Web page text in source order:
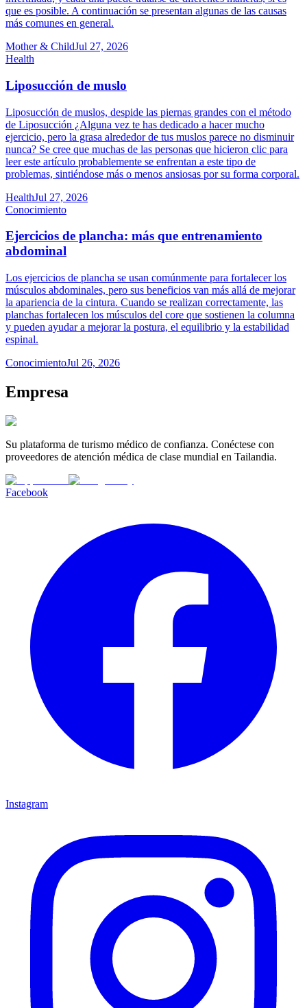
que es posible. A continuación se presentan algunas de las causas
más comunes en general.
Mother & ChildJul 27, 2026
Health
Liposucción de muslo
Liposucción de muslos, despide las piernas grandes con el método
de Liposucción ¿Alguna vez te has dedicado a hacer mucho
ejercicio, pero la grasa alrededor de tus muslos parece no disminuir
nunca? Se cree que muchas de las personas que hicieron clic para
leer este artículo probablemente se enfrentan a este tipo de
problemas, sintiéndose más o menos ansiosas por su forma corporal.
HealthJul 27, 2026
Conocimiento
Ejercicios de plancha: más que entrenamiento
abdominal
Los ejercicios de plancha se usan comúnmente para fortalecer los
músculos abdominales, pero sus beneficios van más allá de mejorar
la apariencia de la cintura. Cuando se realizan correctamente, las
planchas fortalecen los músculos del core que sostienen la columna
y pueden ayudar a mejorar la postura, el equilibrio y la estabilidad
espinal.
ConocimientoJul 26, 2026
Empresa
Su plataforma de turismo médico de confianza. Conéctese con
proveedores de atención médica de clase mundial en Tailandia.
Facebook
Instagram